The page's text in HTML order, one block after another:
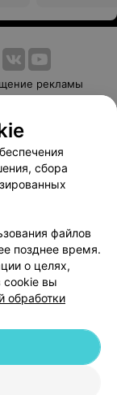
рекламы
оплаты
Республика Беларусь,
сбора
файлов
позднее время.
о целях,
cookie вы
обработки